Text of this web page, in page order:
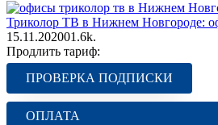
Триколор ТВ в Нижнем Новгороде:
15.11.202001.6k.
Продлить тариф:
ПРОВЕРКА ПОДПИСКИ
ОПЛАТА